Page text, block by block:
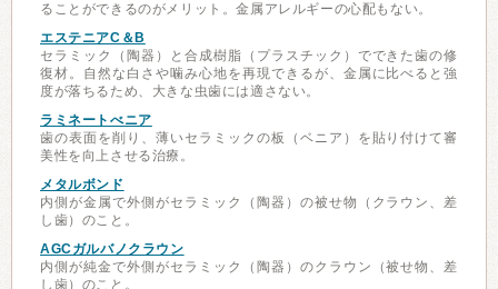
ることができるのがメリット。金属アレルギーの心配もない。
エステニアC＆B
セラミック（陶器）と合成樹脂（プラスチック）でできた歯の修
復材。自然な白さや噛み心地を再現できるが、金属に比べると強
度が落ちるため、大きな虫歯には適さない。
ラミネートべニア
歯の表面を削り、薄いセラミックの板（ベニア）を貼り付けて審
美性を向上させる治療。
メタルボンド
内側が金属で外側がセラミック（陶器）の被せ物（クラウン、差
し歯）のこと。
AGCガルバノクラウン
内側が純金で外側がセラミック（陶器）のクラウン（被せ物、差
し歯）のこと。